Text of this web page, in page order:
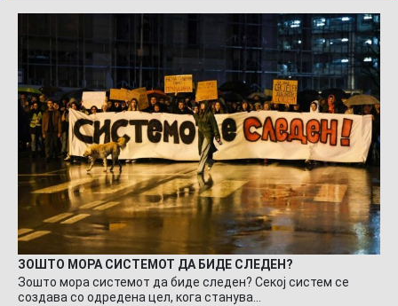
ЗОШТО МОРА СИСТЕМОТ ДА БИДЕ СЛЕДЕН?
Зошто мора системот да биде следен? Секој систем се
создава со одредена цел, кога станува…